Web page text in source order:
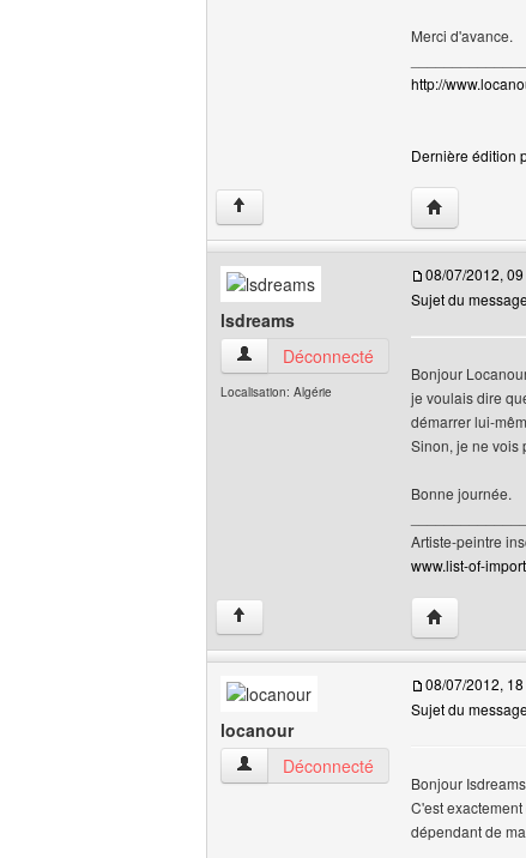
Merci d'avance.
http://
Dernière édition
↑ Visiter le site
lsdreams
lsdreams Voir le profil de l'utilisateur
Déconnecté
Localisation: Algérie
08/07/2012,
Sujet du
Bonjour
je voulais dire
démarrer lui-
Sinon, je ne vois
Bonne journée.
Artiste-peintre
www.list-of-
↑ Visiter le site
locanour
locanour Voir le profil de l'utilisateur
Déconnecté
08/07/2012,
Sujet du
Bonjour
C'est
dépendant de